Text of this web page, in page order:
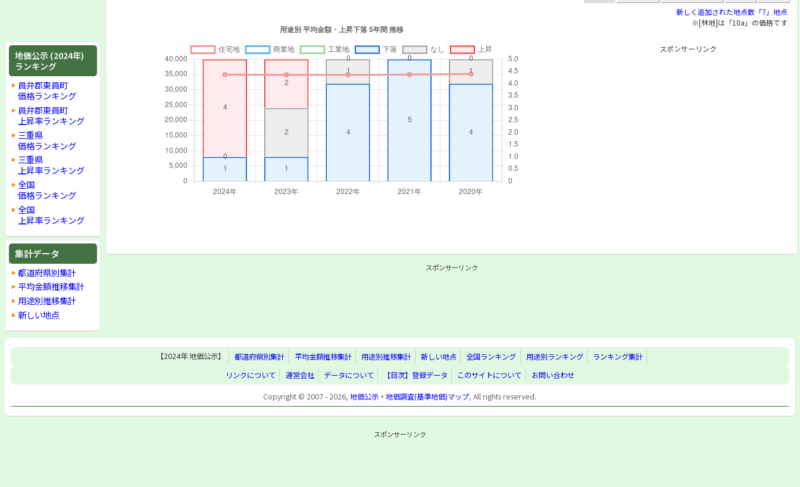
地価公示 (2024年)
ランキング
員弁郡東員町
価格ランキング
員弁郡東員町
上昇率ランキング
三重県
価格ランキング
三重県
上昇率ランキング
全国
価格ランキング
全国
上昇率ランキング
集計データ
都道府県別集計
平均金額推移集計
用途別推移集計
新しい地点
新しく追加された地点数「7」地点
※[林地]は「10a」の価格です
スポンサーリンク
スポンサーリンク
【2024年 地価公示】 都道府県別集計 平均金額推移集計 用途別推移集計 新しい地点 全国ランキング 用途別ランキング
ランキング集計
リンクについて
運営会社 データについて 【目次】登録データ このサイトについて
お問い合わせ
Copyright © 2007 - 2026,地価公示・地価調査(基準地価)マップ, All rights reserved.
スポンサーリンク